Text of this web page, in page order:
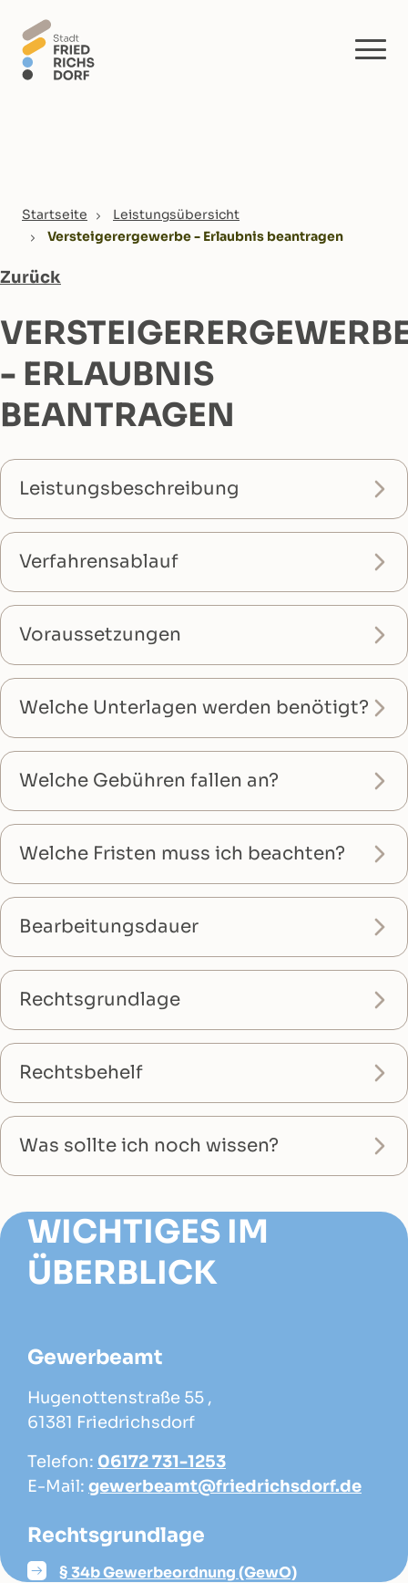
You are here:
Startseite
Leistungsübersicht
Versteigerergewerbe - Erlaubnis beantragen
Zurück
- ERLAUBNIS
BEANTRAGEN
Leistungsbeschreibung
Verfahrensablauf
Voraussetzungen
Welche Unterlagen werden benötigt?
Welche Gebühren fallen an?
Welche Fristen muss ich beachten?
Bearbeitungsdauer
Rechtsgrundlage
Rechtsbehelf
Was sollte ich noch wissen?
WICHTIGES IM
ÜBERBLICK
Gewerbeamt
Hugenottenstraße 55 ,
61381 Friedrichsdorf
Telefon: 06172 731-1253
E-Mail: gewerbeamt@friedrichsdorf.de
Rechtsgrundlage
§ 34b Gewerbeordnung (GewO)